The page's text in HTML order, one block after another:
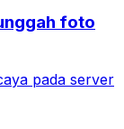
foto
pada server